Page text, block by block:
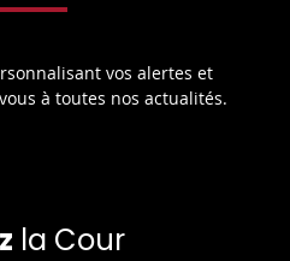
vos alertes et
à toutes nos actualités.
la Cour